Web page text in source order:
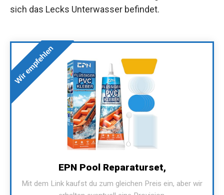
sich das Lecks Unterwasser befindet.
Wir empfehlen
EPN Pool Reparaturset,
Mit dem Link kaufst du zum gleichen Preis ein, aber wir